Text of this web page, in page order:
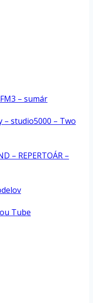
– sumár
– studio5000 – Two
– REPERTOÁR –
Tube